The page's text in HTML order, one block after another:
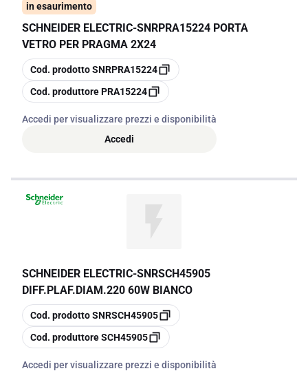
in esaurimento
SCHNEIDER ELECTRIC-SNRPRA15224 PORTA
VETRO PER PRAGMA 2X24
copia
Cod. prodottoSNRPRA15224
copia
Cod. produttorePRA15224
Accedi per visualizzare prezzi e disponibilità
Accedi
SCHNEIDER ELECTRIC-SNRSCH45905
DIFF.PLAF.DIAM.220 60W BIANCO
copia
Cod. prodottoSNRSCH45905
copia
Cod. produttoreSCH45905
Accedi per visualizzare prezzi e disponibilità